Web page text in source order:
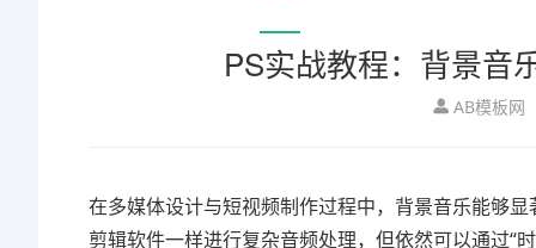
PS实战教程：背景音
AB模板网
在多媒体设计与短视频制作过程中，背景音乐能够
剪辑软件一样进行复杂音频处理，但依然可以通过“